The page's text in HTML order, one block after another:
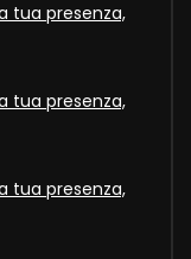
tua presenza,
tua presenza,
tua presenza,